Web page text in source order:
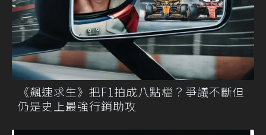
《飆速求生》把F1拍成八點檔？爭議不斷但
仍是史上最強行銷助攻